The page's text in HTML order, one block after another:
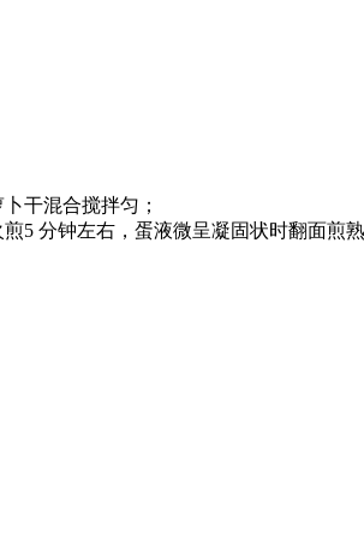
干混合搅拌匀；
5 分钟左右，蛋液微呈凝固状时翻面煎熟